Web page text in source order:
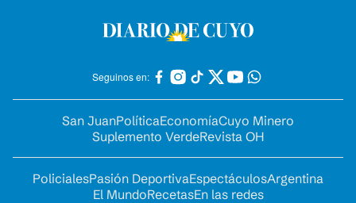
Seguinos en:
San JuanPolíticaEconomíaCuyo Minero
Suplemento VerdeRevista OH
PolicialesPasión DeportivaEspectáculosArgentina
El MundoRecetasEn las redes